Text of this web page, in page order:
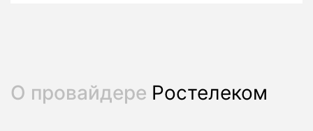
О провайдере Ростелеком